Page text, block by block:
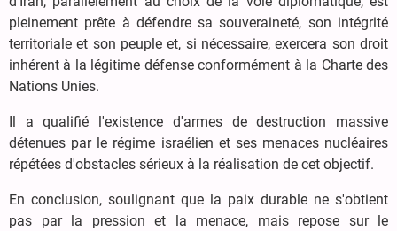
pleinement prête à défendre sa souveraineté, son intégrité
territoriale et son peuple et, si nécessaire, exercera son droit
inhérent à la légitime défense conformément à la Charte des
Nations Unies.
Il a qualifié l'existence d'armes de destruction massive
détenues par le régime israélien et ses menaces nucléaires
répétées d'obstacles sérieux à la réalisation de cet objectif.
En conclusion, soulignant que la paix durable ne s'obtient
pas par la pression et la menace, mais repose sur le